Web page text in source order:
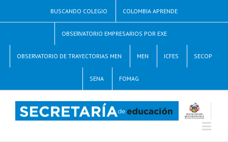
BUSCANDO COLEGIO COLOMBIA APRENDE
OBSERVATORIO EMPRESARIOS POR EXE
OBSERVATORIO DE TRAYECTORIAS MEN MEN ICFES SECOP
SENA FOMAG